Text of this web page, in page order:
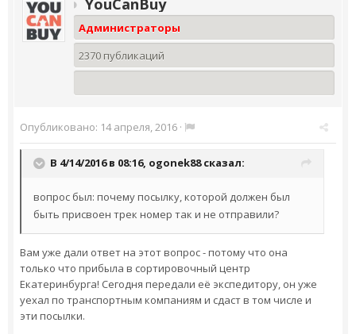
YouCanBuy
Администраторы
2370 публикаций
Опубликовано: 14 апреля, 2016 ·
В 4/14/2016 в 08:16, ogonek88сказал:
вопрос был: почему посылку, которой должен был
быть присвоен трек номер так и не отправили?
Вам уже дали ответ на этот вопрос - потому что она
только что прибыла в сортировочный центр
Екатеринбурга! Сегодня передали её экспедитору, он уже
уехал по транспортным компаниям и сдаст в том числе и
эти посылки.